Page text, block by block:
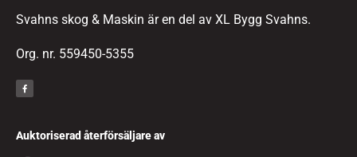
Svahns skog & Maskin är en del av XL Bygg Svahns.
Org. nr. 559450-5355
Auktoriserad återförsäljare av